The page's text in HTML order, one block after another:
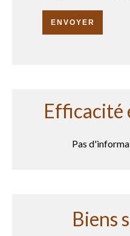
ENVOYER
Efficacité
Pas
Biens